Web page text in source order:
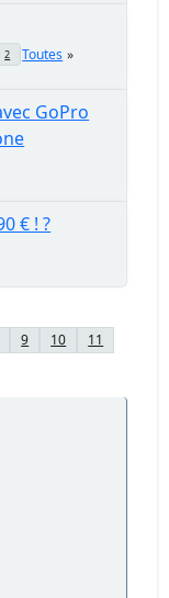
2 Toutes
GoPro
€ ! ?
9 10 11